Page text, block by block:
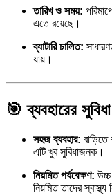
তারিখ ও সময়:
এতে রয়েছে।
ব্যাটারি চালিত:
যায়।
🎯 ব্যবহারের সুবিধা
সহজ ব্যবহার:
এটি খুব সুবিধাজনক।
নিয়মিত পর্যবেক্ষণ:
নিয়মিত তাদের